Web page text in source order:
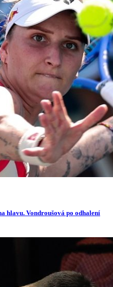
hlavu. Vondroušová po odhalení